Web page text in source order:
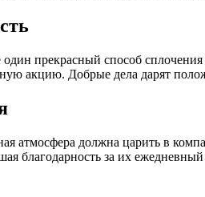
прекрасный способ сплочения
акцию. Добрые дела дарят
атмосфера должна царить в
благодарность за их ежедневный